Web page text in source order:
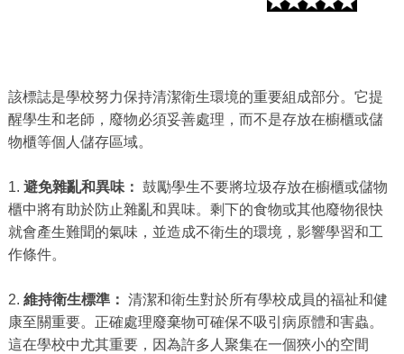
該標誌是學校努力保持清潔衛生環境的重要組成部分。它提
醒學生和老師，廢物必須妥善處理，而不是存放在櫥櫃或儲
物櫃等個人儲存區域。
1. 避免雜亂和異味： 鼓勵學生不要將垃圾存放在櫥櫃或儲物
櫃中將有助於防止雜亂和異味。剩下的食物或其他廢物很快
就會產生難聞的氣味，並造成不衛生的環境，影響學習和工
作條件。
2. 維持衛生標準： 清潔和衛生對於所有學校成員的福祉和健
康至關重要。正確處理廢棄物可確保不吸引病原體和害蟲。
這在學校中尤其重要，因為許多人聚集在一個狹小的空間